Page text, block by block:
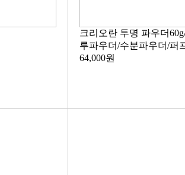
크리오란 투명 파우더
루파우더/수분파우더/퍼
64,000원